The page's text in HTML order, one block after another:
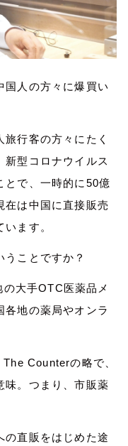
国人の方々に爆買い
旅行客の方々にたく
新型コロナウイルス
とで、一時的に50億
在は中国に直接販売
います。
ことですか？
大手OTC医薬品メ
各地の薬局やオンラ
Counterの略で、
。 つまり、市販薬
の直販をはじめた途